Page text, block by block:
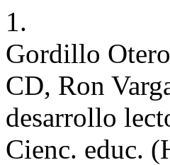
1.
Gordillo
CD, Ron
desarrollo
Cienc. educ.